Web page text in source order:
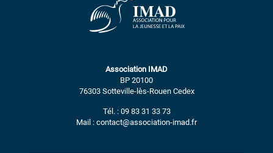
Association IMAD
BP 20100
76303 Sotteville-lès-Rouen Cedex
Tél. : 09 83 31 33 73
Mail : contact@association-imad.fr